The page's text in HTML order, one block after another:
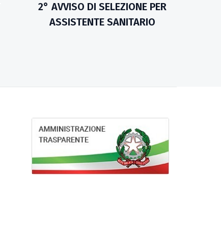
2° AVVISO DI SELEZIONE PER
ASSISTENTE SANITARIO